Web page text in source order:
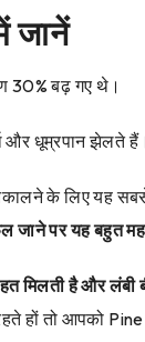
जानें
30% बढ़ गए थे।
धूम्रपान झेलते हैं।
के लिए यह
जाने पर यह बहुत
मिलती है और लंबी
हों तो आपको